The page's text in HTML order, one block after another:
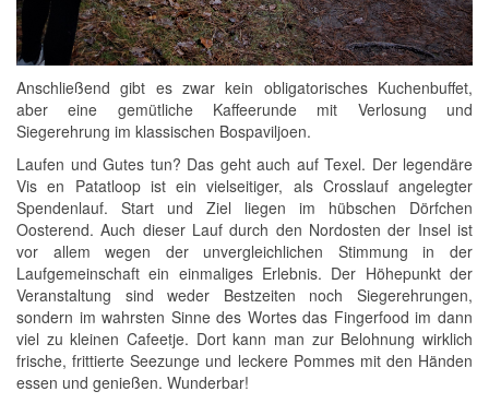
Anschließend gibt es zwar kein obligatorisches Kuchenbuffet,
aber eine gemütliche Kaffeerunde mit Verlosung und
Siegerehrung im klassischen Bospaviljoen.
Laufen und Gutes tun? Das geht auch auf Texel. Der legendäre
Vis en Patatloop ist ein vielseitiger, als Crosslauf angelegter
Spendenlauf. Start und Ziel liegen im hübschen Dörfchen
Oosterend. Auch dieser Lauf durch den Nordosten der Insel ist
vor allem wegen der unvergleichlichen Stimmung in der
Laufgemeinschaft ein einmaliges Erlebnis. Der Höhepunkt der
Veranstaltung sind weder Bestzeiten noch Siegerehrungen,
sondern im wahrsten Sinne des Wortes das Fingerfood im dann
viel zu kleinen Cafeetje. Dort kann man zur Belohnung wirklich
frische, frittierte Seezunge und leckere Pommes mit den Händen
essen und genießen. Wunderbar!